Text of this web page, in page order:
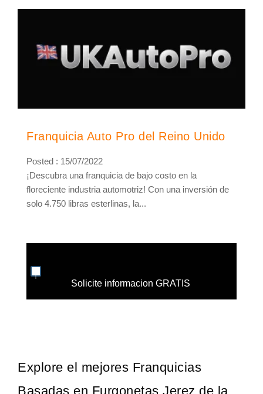
Franquicia Auto Pro del Reino Unido
Posted : 15/07/2022
¡Descubra una franquicia de bajo costo en la
floreciente industria automotriz! Con una inversión de
solo 4.750 libras esterlinas, la...
Solicite informacion GRATIS
Explore el mejores Franquicias
Basadas en Furgonetas Jerez de la